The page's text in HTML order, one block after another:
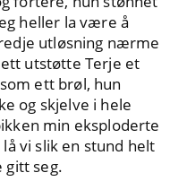
heller la være å
utløsning nærme
utstøtte Terje et
ett brøl, hun
og skjelve i hele
min eksploderte
vi slik en stund helt
gitt seg.